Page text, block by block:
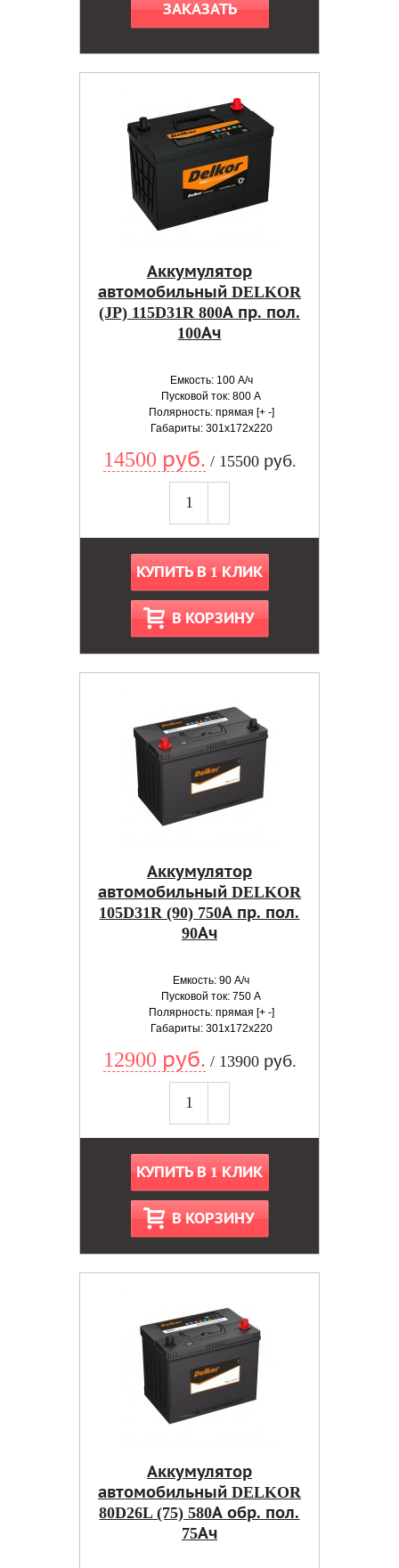
ЗАКАЗАТЬ
Аккумулятор
автомобильный DELKOR
(JP) 115D31R 800А пр. пол.
100Ач
Емкость: 100 А/ч
Пусковой ток: 800 А
Полярность: прямая [+ -]
Габариты: 301x172x220
14500 руб. / 15500 руб.
КУПИТЬ В 1 КЛИК
В КОРЗИНУ
Аккумулятор
автомобильный DELKOR
105D31R (90) 750А пр. пол.
90Ач
Емкость: 90 А/ч
Пусковой ток: 750 А
Полярность: прямая [+ -]
Габариты: 301x172x220
12900 руб. / 13900 руб.
КУПИТЬ В 1 КЛИК
В КОРЗИНУ
Аккумулятор
автомобильный DELKOR
80D26L (75) 580А обр. пол.
75Ач